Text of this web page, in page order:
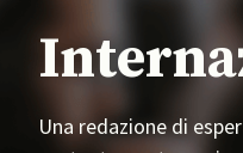
Una redazione di